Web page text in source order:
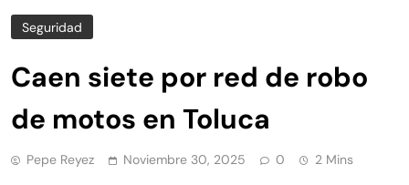
Seguridad
Caen siete por red de robo
de motos en Toluca
Pepe Reyez Noviembre 30, 2025 0 2 Mins